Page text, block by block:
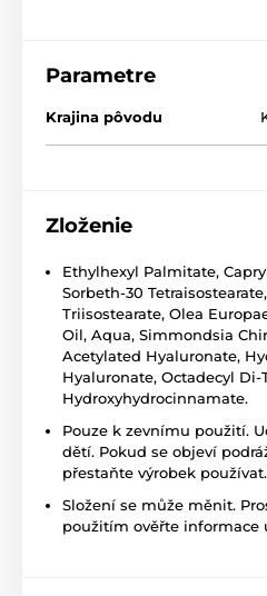
Parametre
Krajina pôvodu
Zloženie
Ethylhexyl Palmitate,
Sorbeth-30
Triisostearate, Olea
Oil, Aqua, Simmondsia
Acetylated Hyaluronate,
Hyaluronate, Octadecyl
Hydroxyhydrocinnamate.​
Pouze k zevnímu použití.
dětí. Pokud se objeví
přestaňte výrobek používat.
Složení se může měnit.
použitím ověřte informace